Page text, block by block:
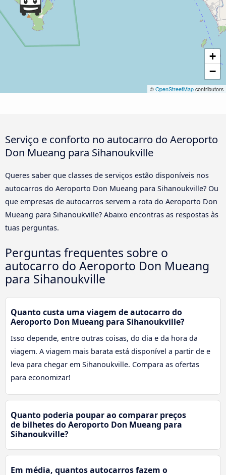
+
−
© OpenStreetMap contributors
Serviço e conforto no autocarro do Aeroporto
Don Mueang para Sihanoukville
Queres saber que classes de serviços estão disponíveis nos
autocarros do Aeroporto Don Mueang para Sihanoukville? Ou
que empresas de autocarros servem a rota do Aeroporto Don
Mueang para Sihanoukville? Abaixo encontras as respostas às
tuas perguntas.
Perguntas frequentes sobre o
autocarro do Aeroporto Don Mueang
para Sihanoukville
Quanto custa uma viagem de autocarro do
Aeroporto Don Mueang para Sihanoukville?
Isso depende, entre outras coisas, do dia e da hora da
viagem. A viagem mais barata está disponível a partir de e
leva para chegar em Sihanoukville. Compara as ofertas
para economizar!
Quanto poderia poupar ao comparar preços
de bilhetes do Aeroporto Don Mueang para
Sihanoukville?
Em média, quantos autocarros fazem o